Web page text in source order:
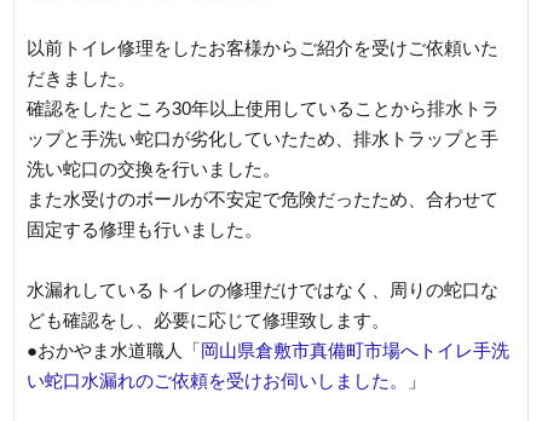
以前トイレ修理をしたお客様からご紹介を受けご依頼いた
だきました。
確認をしたところ30年以上使用していることから排水トラ
ップと手洗い蛇口が劣化していたため、排水トラップと手
洗い蛇口の交換を行いました。
また水受けのボールが不安定で危険だったため、合わせて
固定する修理も行いました。
水漏れしているトイレの修理だけではなく、周りの蛇口な
ども確認をし、必要に応じて修理致します。
●おかやま水道職人「岡山県倉敷市真備町市場へトイレ手洗
い蛇口水漏れのご依頼を受けお伺いしました。
」